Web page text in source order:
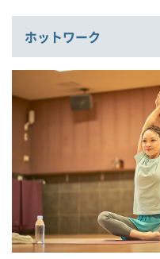
ホットワーク